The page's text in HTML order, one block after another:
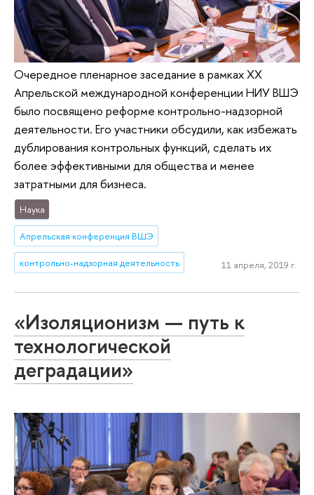
Очередное пленарное заседание в рамках XX
Апрельской международной конференции НИУ ВШЭ
было посвящено реформе контрольно-надзорной
деятельности. Его участники обсудили, как избежать
дублирования контрольных функций, сделать их
более эффективными для общества и менее
затратными для бизнеса.
Наука
Апрельская конференция ВШЭ
контрольно-надзорная деятельность 11 апреля, 2019 г.
«Изоляционизм — путь к
технологической
деградации»